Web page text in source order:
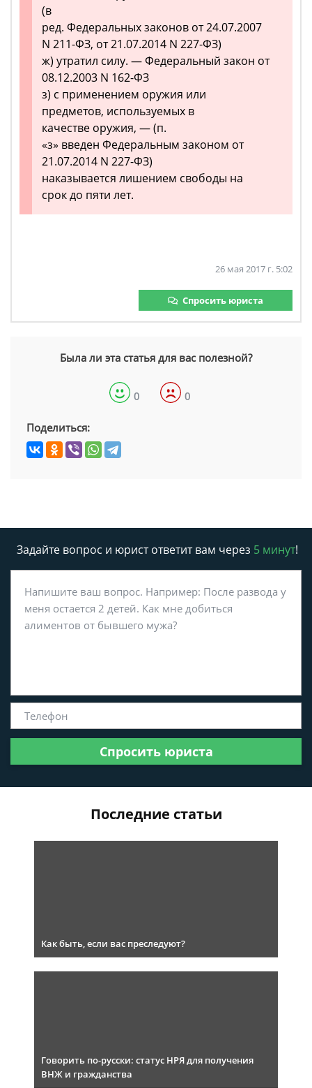
(в
ред. Федеральных законов от 24.07.2007
N 211-ФЗ, от 21.07.2014 N 227-ФЗ)
ж) утратил силу. — Федеральный закон от
08.12.2003 N 162-ФЗ
з) с применением оружия или
предметов, используемых в
качестве оружия, — (п.
«з» введен Федеральным законом от
21.07.2014 N 227-ФЗ)
наказывается лишением свободы на
срок до пяти лет.
26 мая 2017 г. 5:02
Спросить юриста
Была ли эта статья для вас полезной?
0 0
Поделиться:
Задайте вопрос и юрист ответит вам через 5 минут!
Спросить юриста
Последние статьи
Как быть, если вас преследуют?
Говорить по-русски: статус НРЯ для получения
ВНЖ и гражданства